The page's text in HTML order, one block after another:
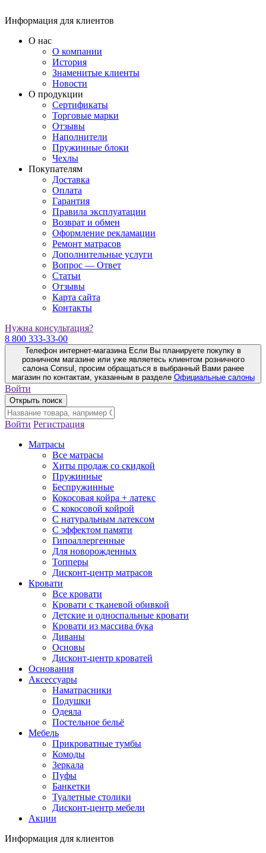
Информация для клиентов
О нас
О компании
История
Знаменитые клиенты
Новости
О продукции
Сертификаты
Торговые марки
Отзывы
Наполнители
Пружинные блоки
Чехлы
Покупателям
Доставка
Оплата
Гарантия
Правила эксплуатации
Возврат и обмен
Оформление рекламации
Ремонт матрасов
Дополнительные услуги
Вопрос — Ответ
Статьи
Отзывы
Карта сайта
Контакты
Нужна консультация?
8 800 333-33-00
Телефон интернет-магазина Если Вы планируете покупку в
розничном магазине или уже являетесь клиентом розничного
салона Consul, просим обращаться в выбранный Вами ранее
магазин по контактам, указанным в разделе Официальные салоны
Войти
Открыть поиск
Войти Регистрация
Матрасы
Все матрасы
Хиты продаж со скидкой
Пружинные
Беспружинные
Кокосовая койра + латекс
С кокосовой койрой
С натуральным латексом
С эффектом памяти
Гипоаллергенные
Для новорожденных
Топперы
Дисконт-центр матрасов
Кровати
Все кровати
Кровати с тканевой обивкой
Детские и односпальные кровати
Кровати из массива бука
Диваны
Основы
Дисконт-центр кроватей
Основания
Аксессуары
Наматрасники
Подушки
Одеяла
Постельное бельё
Мебель
Прикроватные тумбы
Комоды
Зеркала
Пуфы
Банкетки
Туалетные столики
Дисконт-центр мебели
Акции
Информация для клиентов